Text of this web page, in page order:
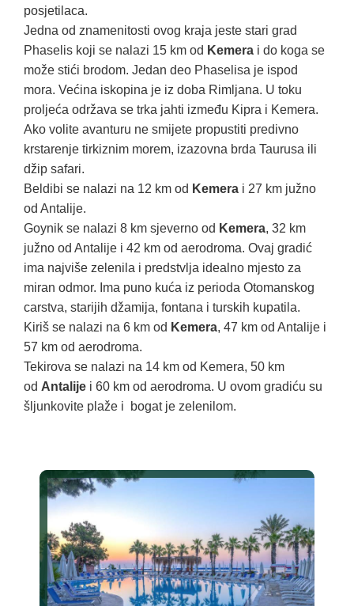
posjetilaca.
Jedna od znamenitosti ovog kraja jeste stari grad
Phaselis koji se nalazi 15 km od Kemera i do koga se
može stići brodom. Jedan deo Phaselisa je ispod
mora. Većina iskopina je iz doba Rimljana. U toku
proljeća održava se trka jahti između Kipra i Kemera.
Ako volite avanturu ne smijete propustiti predivno
krstarenje tirkiznim morem, izazovna brda Taurusa ili
džip safari.
Beldibi se nalazi na 12 km od Kemera i 27 km južno
od Antalije.
Goynik se nalazi 8 km sjeverno od Kemera, 32 km
južno od Antalije i 42 km od aerodroma. Ovaj gradić
ima najviše zelenila i predstvlja idealno mjesto za
miran odmor. Ima puno kuća iz perioda Otomanskog
carstva, starijih džamija, fontana i turskih kupatila.
Kiriš se nalazi na 6 km od Kemera, 47 km od Antalije i
57 km od aerodroma.
Tekirova se nalazi na 14 km od Kemera, 50 km
od Antalije i 60 km od aerodroma. U ovom gradiću su
šljunkovite plaže i bogat je zelenilom.